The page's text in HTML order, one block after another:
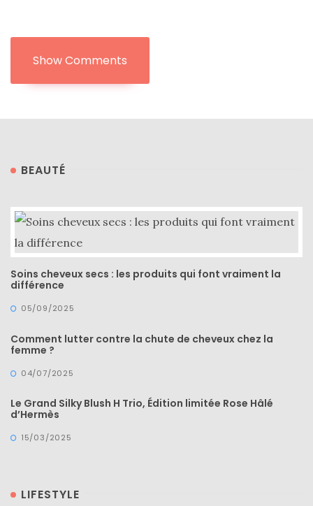
Show Comments
BEAUTÉ
Soins cheveux secs : les produits qui font vraiment la
différence
05/09/2025
Comment lutter contre la chute de cheveux chez la
femme ?
04/07/2025
Le Grand Silky Blush H Trio, Édition limitée Rose Hâlé
d’Hermès
15/03/2025
LIFESTYLE